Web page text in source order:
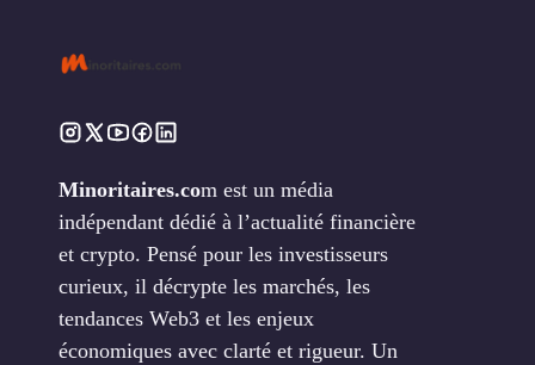
Minoritaires.com est un média
indépendant dédié à l’actualité financière
et crypto. Pensé pour les investisseurs
curieux, il décrypte les marchés, les
tendances Web3 et les enjeux
économiques avec clarté et rigueur. Un